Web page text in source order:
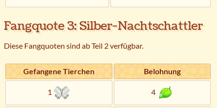
Fangquote 3: Silber-Nachtschattler
Diese Fangquoten sind ab Teil 2 verfügbar.
Gefangene Tierchen Belohnung
1 4